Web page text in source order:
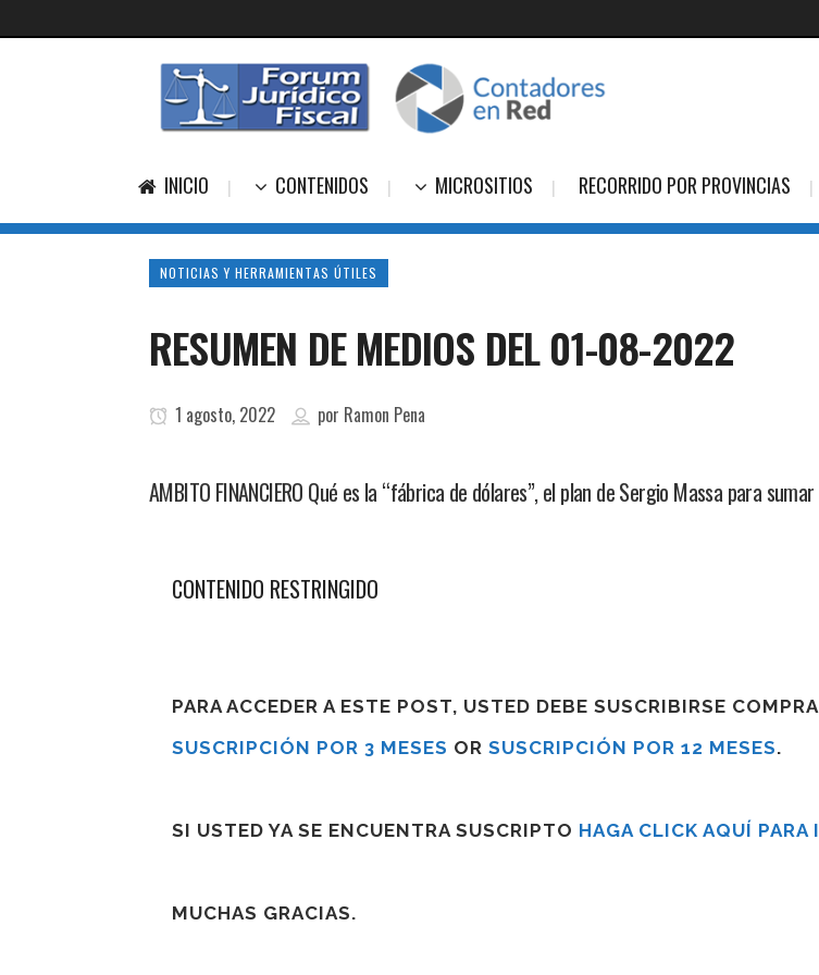
INICIO CONTENIDOS MICROSITIOS RECORRIDO POR PROVINCIAS
NOTICIAS Y HERRAMIENTAS ÚTILES
RESUMEN DE MEDIOS DEL 01-08-2022
1 agosto, 2022 por Ramon Pena
AMBITO FINANCIERO Qué es la “fábrica de dólares”, el plan de Sergio Massa para
CONTENIDO RESTRINGIDO
PARA ACCEDER A ESTE POST, USTED DEBE SUSCRIBIRSE
SUSCRIPCIÓN POR 3 MESES OR SUSCRIPCIÓN POR 12 MESES.
SI USTED YA SE ENCUENTRA SUSCRIPTO HAGA CLICK AQUÍ PARA
MUCHAS GRACIAS.